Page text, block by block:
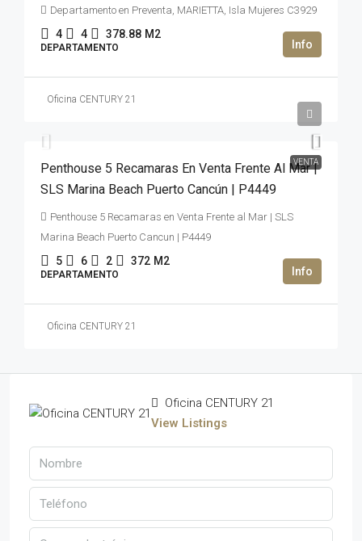
Departamento en Preventa, MARIETTA, Isla Mujeres C3929
4 4 378.88 M2
DEPARTAMENTO
Oficina CENTURY 21
VENTA
Penthouse 5 Recamaras En Venta Frente Al Mar |
SLS Marina Beach Puerto Cancún | P4449
Penthouse 5 Recamaras en Venta Frente al Mar | SLS
Marina Beach Puerto Cancun | P4449
5 6 2 372 M2
DEPARTAMENTO
Oficina CENTURY 21
Oficina CENTURY 21
View Listings